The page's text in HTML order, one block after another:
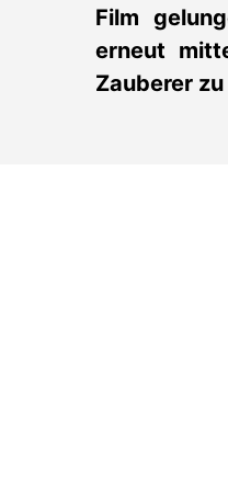
Film
erneut
Zauberer